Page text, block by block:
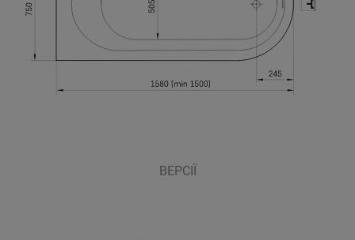
ВЕРСІЇ